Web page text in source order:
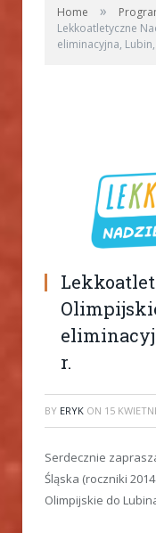
Home »
Lekkoatletyczne
eliminacyjna,
r.
BY ERYK ON 15
Serdecznie
Śląska (roczniki
Olimpijskie do